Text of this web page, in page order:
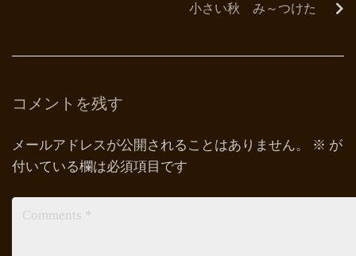
小さい秋 み～つけた
コメントを残す
メールアドレスが公開されることはありません。 ※ が
付いている欄は必須項目です